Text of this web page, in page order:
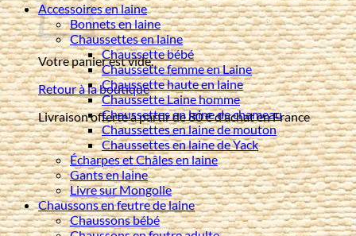
Votre panier est vide.
Retour à la boutique
Livraison offerte à partir de 80 € d'achat en France
Accessoires en laine
Bonnets en laine
Chaussettes en laine
Chaussette bébé
Chaussette femme en Laine
Chaussette haute en laine
Chaussette Laine homme
Chaussettes en laine de chameau
Chaussettes en laine de mouton
Chaussettes en laine de Yack
Écharpes et Châles en laine
Gants en laine
Livre sur Mongolie
Chaussons en feutre de laine
Chaussons bébé